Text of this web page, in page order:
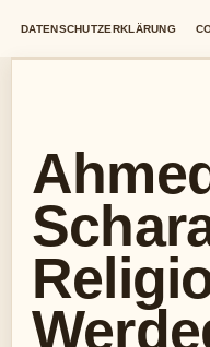
DATENSCHUTZERKLÄRUNG